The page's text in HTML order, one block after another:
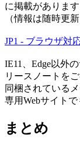
に掲載があります
（情報は随時更
JP1 - ブラウザ対
IE11、Edge以外
リースノートを
同梱されている
専用Webサイト
まとめ